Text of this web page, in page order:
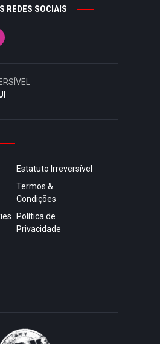
REDES SOCIAIS
Estatuto Irreversível
Termos &
Condições
Política de
Privacidade